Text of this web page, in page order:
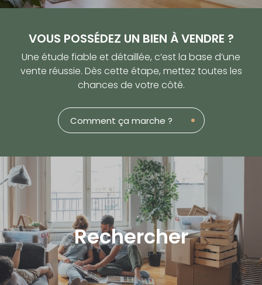
VOUS POSSÉDEZ UN BIEN À VENDRE ?
Une étude fiable et détaillée, c’est la base d’une
vente réussie. Dès cette étape, mettez toutes les
chances de votre côté.
Comment ça marche ?
Rechercher